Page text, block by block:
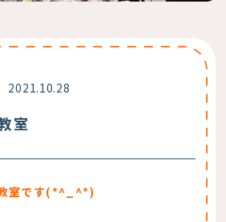
2021.10.28
室
室です(*^_^*)